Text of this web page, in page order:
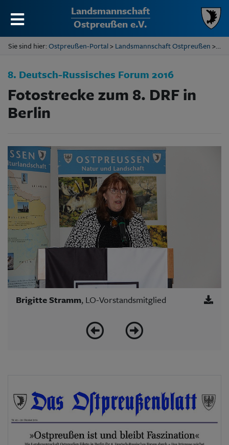
Landsmannschaft
Ostpreußen e.V.
Sie sind hier:Ostpreußen-Portal>Landsmannschaft Ostpreußen> 8. Deutsch-Russisches Forum 2016
8. Deutsch-Russisches Forum 2016
Fotostrecke zum 8. DRF in
Berlin
Brigitte Stramm, LO-Vorstandsmitglied